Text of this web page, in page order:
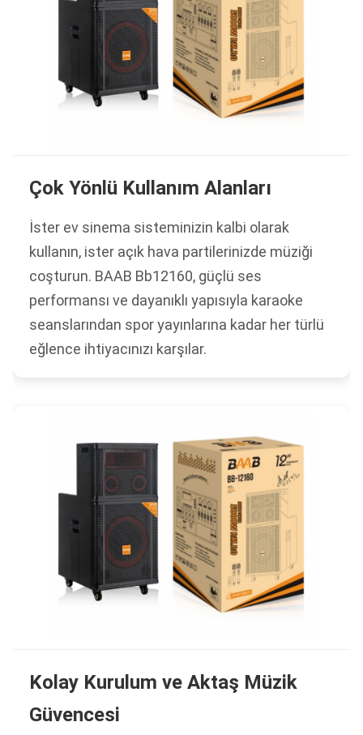
Çok Yönlü Kullanım Alanları
İster ev sinema sisteminizin kalbi olarak
kullanın, ister açık hava partilerinizde müziği
coşturun. BAAB Bb12160, güçlü ses
performansı ve dayanıklı yapısıyla karaoke
seanslarından spor yayınlarına kadar her türlü
eğlence ihtiyacınızı karşılar.
Kolay Kurulum ve Aktaş Müzik
Güvencesi